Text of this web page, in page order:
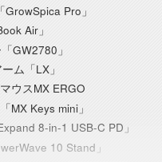
Pro」
Air」
GW2780」
ム「LX」
ウスMX ERGO
MX Keys mini」
8-in-1 USB-C PD」
10 Stand」